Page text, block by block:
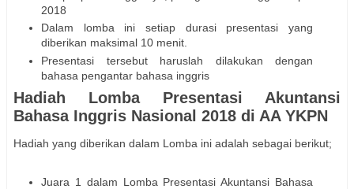
2018
Dalam lomba ini setiap durasi presentasi yang
diberikan maksimal 10 menit.
Presentasi tersebut haruslah dilakukan dengan
bahasa pengantar bahasa inggris
Hadiah Lomba Presentasi Akuntansi
Bahasa Inggris Nasional 2018 di AA YKPN
Hadiah yang diberikan dalam Lomba ini adalah sebagai berikut;
Juara 1 dalam Lomba Presentasi Akuntansi Bahasa